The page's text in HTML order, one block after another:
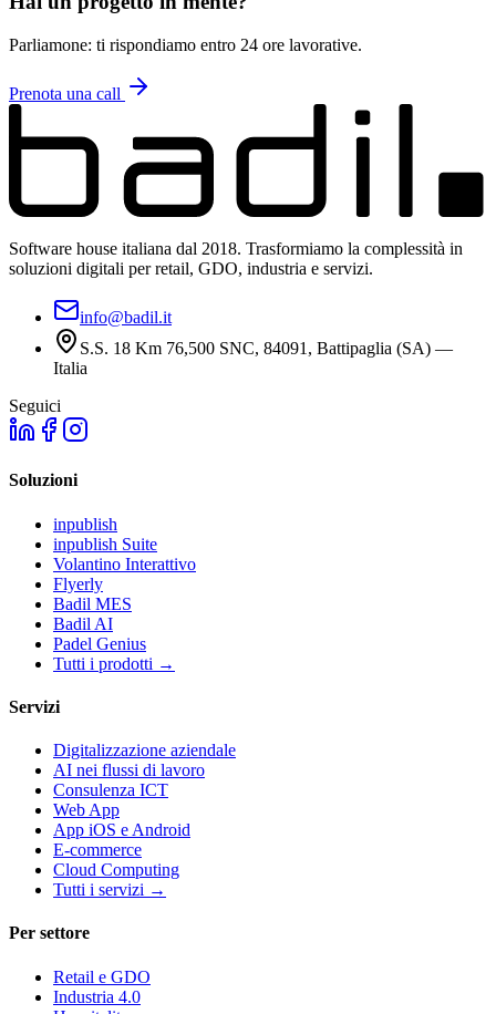
Parliamone: ti rispondiamo entro 24 ore lavorative.
Prenota una call
Software house italiana dal 2018. Trasformiamo la complessità in
soluzioni digitali per retail, GDO, industria e servizi.
info@badil.it
S.S. 18 Km 76,500 SNC, 84091, Battipaglia (SA) —
Italia
Seguici
Soluzioni
inpublish
inpublish Suite
Volantino Interattivo
Flyerly
Badil MES
Badil AI
Padel Genius
Tutti i prodotti →
Servizi
Digitalizzazione aziendale
AI nei flussi di lavoro
Consulenza ICT
Web App
App iOS e Android
E-commerce
Cloud Computing
Tutti i servizi →
Per settore
Retail e GDO
Industria 4.0